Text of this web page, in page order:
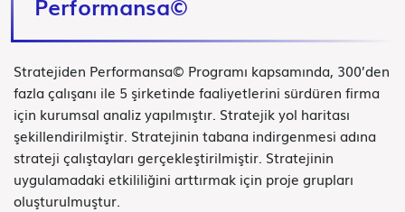
Stratejiden Performansa© Programı kapsamında, 300’den
fazla çalışanı ile 5 şirketinde faaliyetlerini sürdüren firma
için kurumsal analiz yapılmıştır. Stratejik yol haritası
şekillendirilmiştir. Stratejinin tabana indirgenmesi adına
strateji çalıştayları gerçekleştirilmiştir. Stratejinin
uygulamadaki etkililiğini arttırmak için proje grupları
oluşturulmuştur.